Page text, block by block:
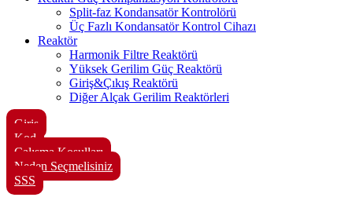
Split-faz Kondansatör Kontrolörü
Üç Fazlı Kondansatör Kontrol Cihazı
Reaktör
Harmonik Filtre Reaktörü
Yüksek Gerilim Güç Reaktörü
Giriş&Çıkış Reaktörü
Diğer Alçak Gerilim Reaktörleri
Giriş
Kod
Çalışma Koşulları
Neden Seçmelisiniz
SSS